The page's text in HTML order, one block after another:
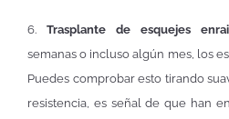
6. Trasplante de esquejes
semanas o incluso algún mes, los
Puedes comprobar esto tirando
resistencia, es señal de que han